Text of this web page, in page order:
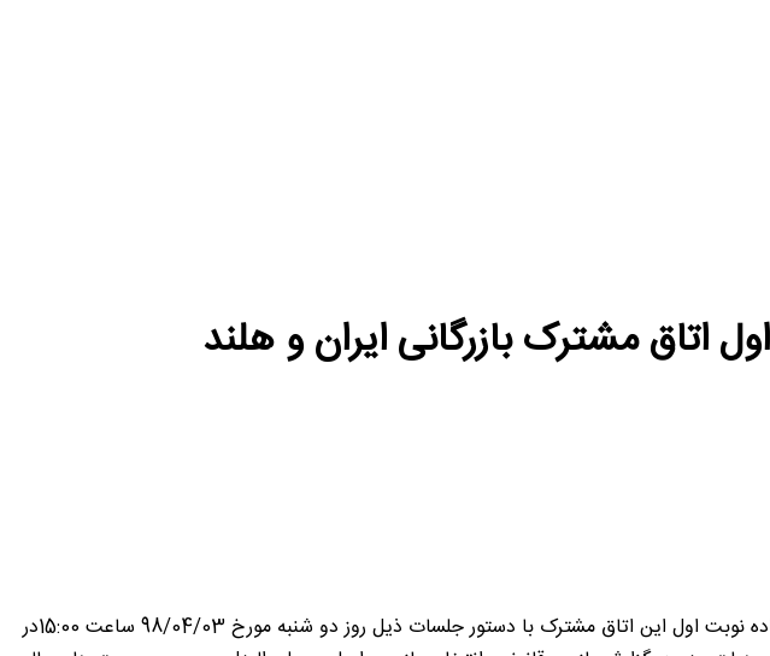
اتاق مشترک بازرگانی ایران و هلند
به اطلاع اعضای محترم اتاق مشترک بازرگانی ایران و هلند می رساند مجامع عمومی عادی سالیانه و فوق العاده نوبت اول این اتاق مشترک با دستور جلسات ذیل روز دو شنبه مورخ 98/04/03 ساعت 15:00در